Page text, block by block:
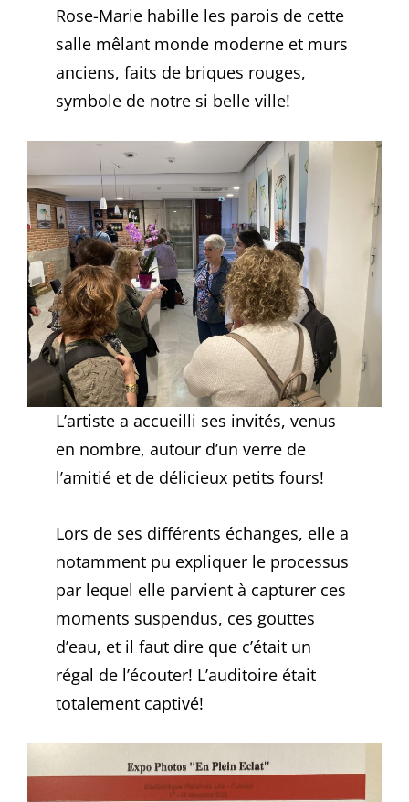
Rose-Marie habille les parois de cette
salle mêlant monde moderne et murs
anciens, faits de briques rouges,
symbole de notre si belle ville!
L’artiste a accueilli ses invités, venus
en nombre, autour d’un verre de
l’amitié et de délicieux petits fours!
Lors de ses différents échanges, elle a
notamment pu expliquer le processus
par lequel elle parvient à capturer ces
moments suspendus, ces gouttes
d’eau, et il faut dire que c’était un
régal de l’écouter! L’auditoire était
totalement captivé!